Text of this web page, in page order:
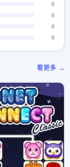
0
0
0
0
看更多 →